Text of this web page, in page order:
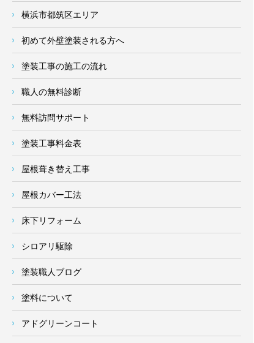
横浜市都筑区エリア
初めて外壁塗装される方へ
塗装工事の施工の流れ
職人の無料診断
無料訪問サポート
塗装工事料金表
屋根葺き替え工事
屋根カバー工法
床下リフォーム
シロアリ駆除
塗装職人ブログ
塗料について
アドグリーンコート